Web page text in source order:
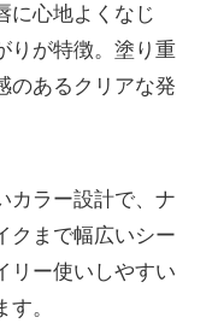
に心地よくなじ
りが特徴。塗り重
のあるクリアな発
カラー設計で、ナ
クまで幅広いシー
リー使いしやすい
。